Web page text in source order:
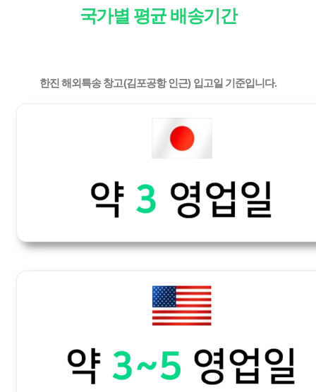
국가별 평균 배송기간
한진 해외특송 창고(김포공항 인근) 입고일 기준입니다.